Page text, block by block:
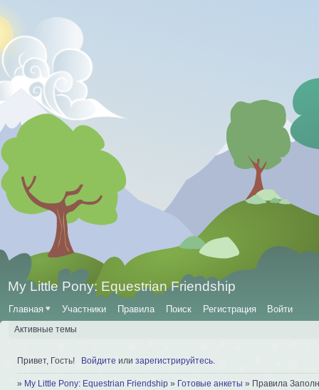
My Little Pony: Equestrian Friendship
Главная ♥ Участники Правила Поиск Регистрация Войти
Активные темы
Привет, Гость! Войдите или зарегистрируйтесь
» My Little Pony: Equestrian Friendship » Готовые анкеты » Правила